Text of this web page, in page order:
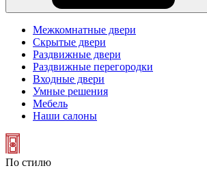
Межкомнатные двери
Скрытые двери
Раздвижные двери
Раздвижные перегородки
Входные двери
Умные решения
Мебель
Наши салоны
По стилю